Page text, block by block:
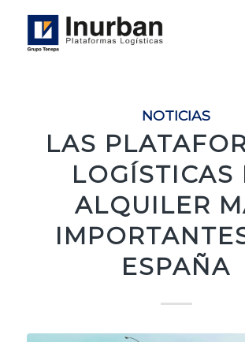
NOTICIAS
LAS
LOGÍSTICAS
ALQUILER
ESPAÑA